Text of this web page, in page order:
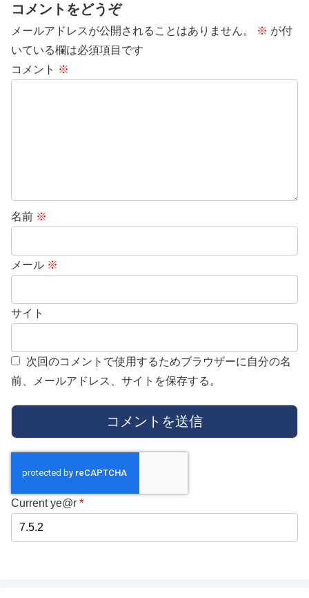
コメントをどうぞ
メールアドレスが公開されることはありません。 ※ が付
いている欄は必須項目です
コメント ※
名前 ※
メール ※
サイト
次回のコメントで使用するためブラウザーに自分の名
前、メールアドレス、サイトを保存する。
Current ye@r *